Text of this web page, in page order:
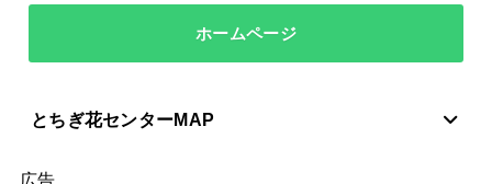
ホームページ
とちぎ花センターMAP
広告